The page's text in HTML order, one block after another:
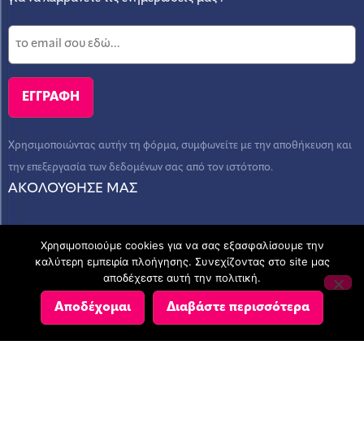
Χρησιμοποιώντας αυτήν τη φόρμα, συμφωνείτε με την αποθήκευση και
την επεξεργασία των δεδομένων σας από τον ιστότοπο.
ΑΚΟΛΟΥΘΗΣΕ ΜΑΣ
© Copyright 2023 - AEGEAN CONSULTING - ΛΟΓΙΣΤΙΚΕΣ ΚΑΙ
ΣΥΜΒΟΥΛΕΥΤΙΚΕΣ ΥΠΗΡΕΣΙΕΣ
Χρησιμοποιούμε cookies για να σας εξασφαλίσουμε την
καλύτερη εμπειρία πλοήγησης. Συνεχίζοντας στο site μας
αποδέχεστε αυτή την πολιτική.
Αποδέχομαι Διαβάστε περισσότερα